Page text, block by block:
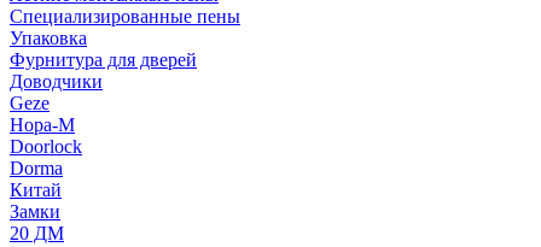
Специализированные пены
Упаковка
Фурнитура для дверей
Доводчики
Geze
Нора-М
Doorlock
Dorma
Китай
Замки
20 ДМ